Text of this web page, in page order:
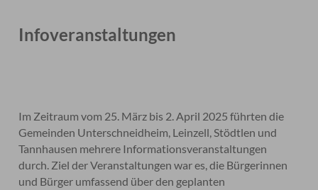
Infoveranstaltungen
Im Zeitraum vom 25. März bis 2. April 2025 führten die
Gemeinden Unterschneidheim, Leinzell, Stödtlen und
Tannhausen mehrere Informationsveranstaltungen
durch. Ziel der Veranstaltungen war es, die Bürgerinnen
und Bürger umfassend über den geplanten